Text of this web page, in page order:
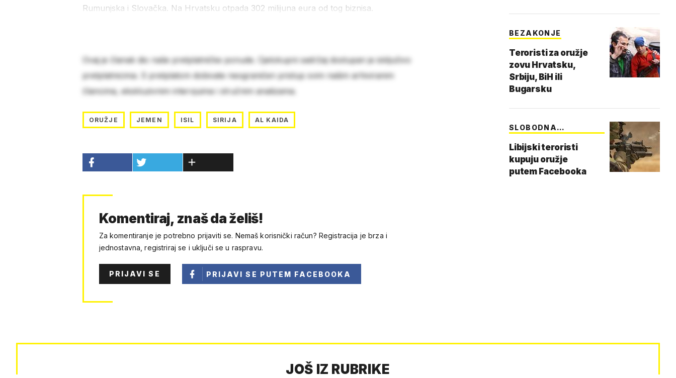
Rumunjska i Slovačka. Na Hrvatsku otpada 302 milijuna eura od tog biznisa.
Ovaj je članak dio naše pretplatničke ponude. Cjelokupni sadržaj dostupan je isključivo
pretplatnicima. S pretplatom dobivate neograničen pristup svim našim arhiviranim
člancima, ekskluzivnim intervjuima i stručnim analizama.
ORUŽJE JEMEN ISIL SIRIJA AL KAIDA
Komentiraj, znaš da želiš!
Za komentiranje je potrebno prijaviti se. Nemaš korisnički račun? Registracija je brza i
jednostavna, registriraj se i uključi se u raspravu.
PRIJAVI SE PRIJAVI SE PUTEM FACEBOOKA
BEZAKONJE
Teroristi za oružje
zovu Hrvatsku,
Srbiju, BiH ili
Bugarsku
SLOBODNA
Libijski teroristi
kupuju oružje
putem Facebooka
JOŠ IZ RUBRIKE